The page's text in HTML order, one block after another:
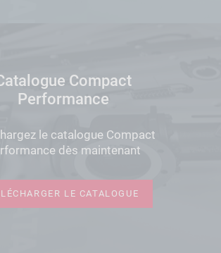
Compact
Performance
le catalogue Compact
dès maintenant
LE CATALOGUE